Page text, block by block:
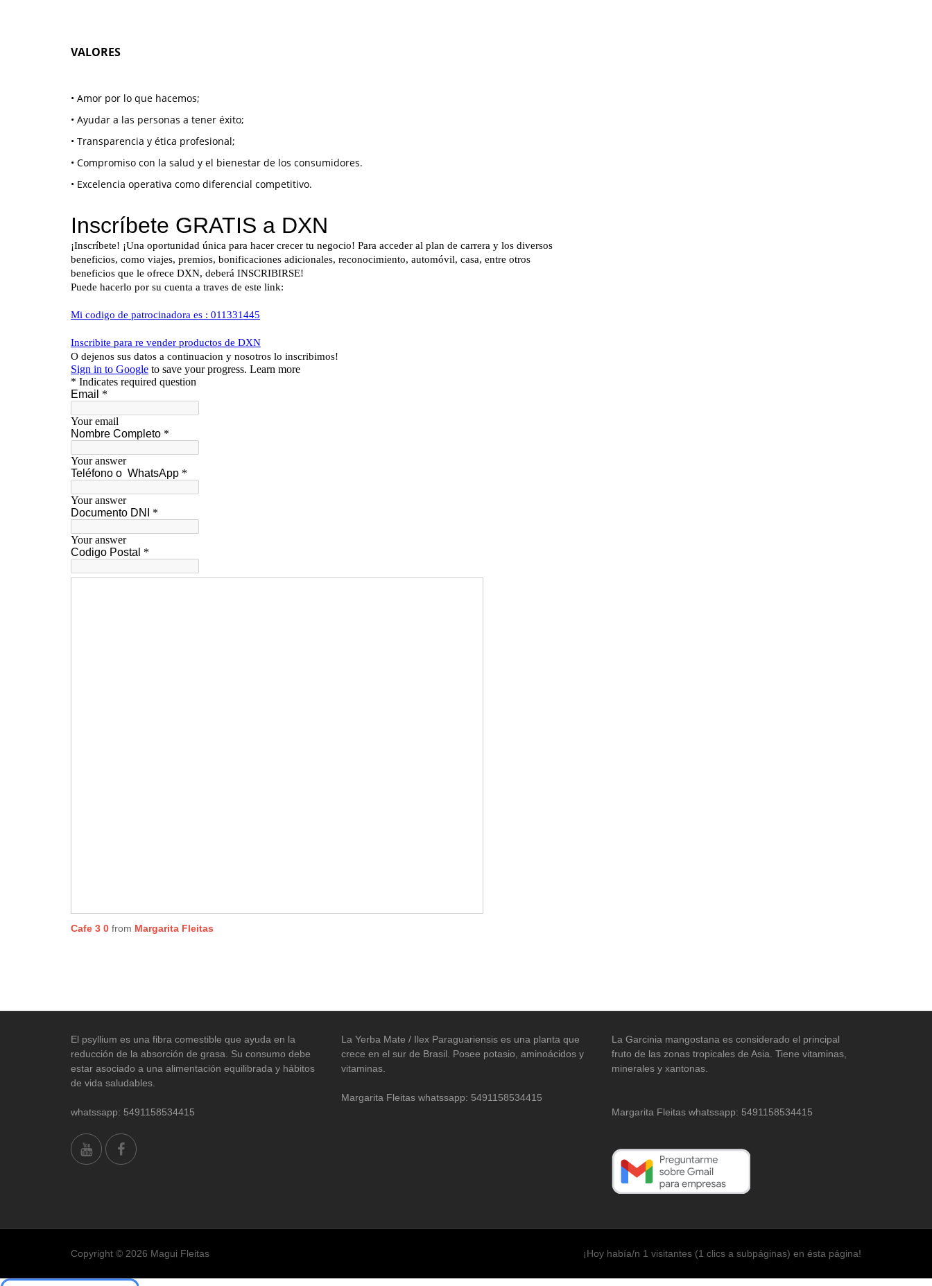
VALORES
• Amor por lo que hacemos;
• Ayudar a las personas a tener éxito;
• Transparencia y ética profesional;
• Compromiso con la salud y el bienestar de los consumidores.
• Excelencia operativa como diferencial competitivo.
Cafe 3 0 from Margarita Fleitas
El psyllium es una fibra comestible que ayuda en la
reducción de la absorción de grasa. Su consumo debe
estar asociado a una alimentación equilibrada y hábitos
de vida saludables.
whatssapp: 5491158534415
La Yerba Mate / Ilex Paraguariensis es una planta que
crece en el sur de Brasil. Posee potasio, aminoácidos y
vitaminas.
Margarita Fleitas whatssapp: 5491158534415
La Garcinia mangostana es considerado el principal
fruto de las zonas tropicales de Asia. Tiene vitaminas,
minerales y xantonas.
Margarita Fleitas whatssapp: 5491158534415
Copyright © 2026 Magui Fleitas ¡Hoy había/n 1 visitantes (1 clics a subpáginas) en ésta página!